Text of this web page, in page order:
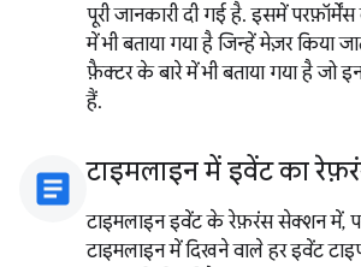
पूरी जानकारी दी गई है. इसमें
में भी बताया गया है जिन्हें मेज़र किया
फ़ैक्टर के बारे में भी बताया गया है जो
हैं.
article टाइमलाइन में इवेंट का
टाइमलाइन इवेंट के रेफ़रंस सेक्शन में,
टाइमलाइन में दिखने वाले हर इवेंट